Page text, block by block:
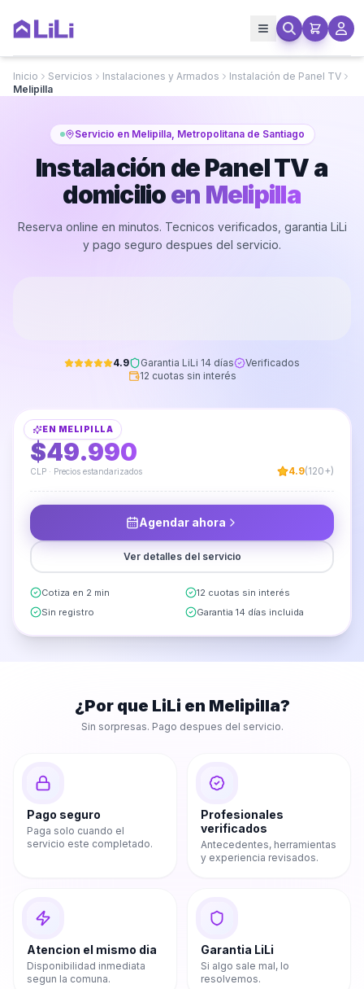
Inicio Servicios Instalaciones y Armados
Instalación de Panel TV
Melipilla
Servicio en Melipilla, Metropolitana de Santiago
Instalación de Panel TV a
domicilioen Melipilla
Reserva online en minutos. Tecnicos verificados, garantia LiLi
y pago seguro despues del servicio.
4.9 Garantia LiLi 14 días
Verificados
12 cuotas sin interés
EN MELIPILLA
DESDE
$49.990
CLP · Precios estandarizados 4.9(120+)
Agendar ahora
Ver detalles del servicio
Cotiza en 2 min
12 cuotas sin interés
Sin registro
Garantia 14 días incluida
¿Por que LiLi en Melipilla?
Sin sorpresas. Pago despues del servicio.
Pago seguro
Paga solo cuando el
servicio este completado.
Profesionales
verificados
Antecedentes, herramientas
y experiencia revisados.
Atencion el mismo dia
Disponibilidad inmediata
segun la comuna.
Garantia LiLi
Si algo sale mal, lo
resolvemos.